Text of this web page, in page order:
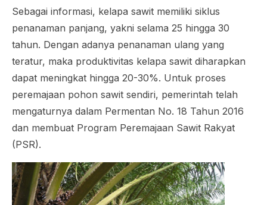
Sebagai informasi, kelapa sawit memiliki siklus
penanaman panjang, yakni selama 25 hingga 30
tahun. Dengan adanya penanaman ulang yang
teratur, maka produktivitas kelapa sawit diharapkan
dapat meningkat hingga 20-30%. Untuk proses
peremajaan pohon sawit sendiri, pemerintah telah
mengaturnya dalam Permentan No. 18 Tahun 2016
dan membuat Program Peremajaan Sawit Rakyat
(PSR).